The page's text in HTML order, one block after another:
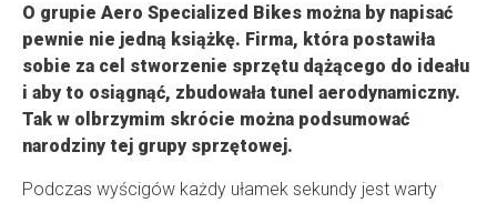
O grupie Aero Specialized Bikes można by napisać
pewnie nie jedną książkę. Firma, która postawiła
sobie za cel stworzenie sprzętu dążącego do ideału
i aby to osiągnąć, zbudowała tunel aerodynamiczny.
Tak w olbrzymim skrócie można podsumować
narodziny tej grupy sprzętowej.
Podczas wyścigów każdy ułamek sekundy jest warty